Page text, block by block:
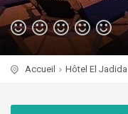
Accueil Hôtel El Jadida